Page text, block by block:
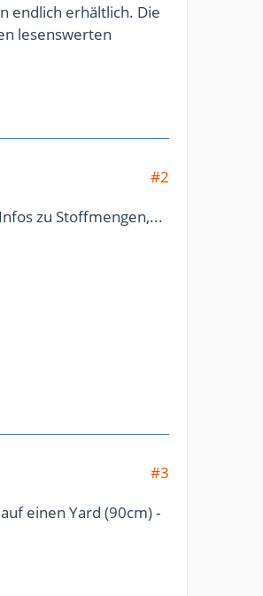
endlich erhältlich. Die
lesenswerten
#2
zu Stoffmengen,...
#3
einen Yard (90cm) -